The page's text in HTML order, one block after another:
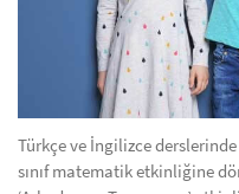
Türkçe ve İngilizce
sınıf matematik etkinliğine